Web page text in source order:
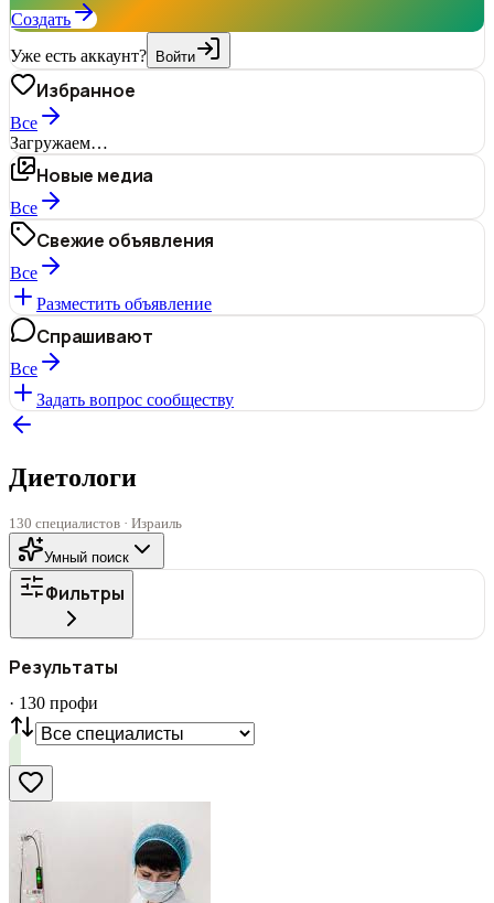
Создать
Уже есть аккаунт? Войти
Избранное
Все
Загружаем…
Новые медиа
Все
Свежие объявления
Все
Разместить объявление
Спрашивают
Все
Задать вопрос сообществу
Диетологи
130 специалистов · Израиль
Умный поиск
Фильтры
Все
СТАТУС
VIP С фото
Нашли
Сбросить
Результаты
· 130 профи